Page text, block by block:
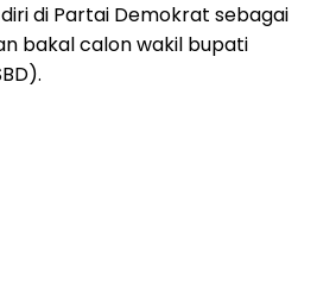
di Partai Demokrat sebagai
bakal calon wakil bupati